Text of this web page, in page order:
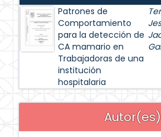
Patrones de
Comportamiento
para la detección de
CA mamario en
Trabajadoras de una
institución
hospitalaria
Autor(es)